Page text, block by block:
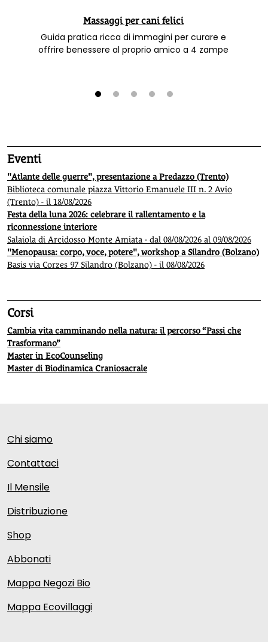
Massaggi per cani felici
Guida pratica ricca di immagini per curare e
offrire benessere al proprio amico a 4 zampe
Eventi
"Atlante delle guerre", presentazione a Predazzo (Trento)
Biblioteca comunale piazza Vittorio Emanuele III n. 2 Avio
(Trento) - il 18/08/2026
Festa della luna 2026: celebrare il rallentamento e la
riconnessione interiore
Salaiola di Arcidosso Monte Amiata - dal 08/08/2026 al 09/08/2026
"Menopausa: corpo, voce, potere", workshop a Silandro (Bolzano)
Basis via Corzes 97 Silandro (Bolzano) - il 08/08/2026
Corsi
Cambia vita camminando nella natura: il percorso “Passi che
Trasformano”
Master in EcoCounseling
Master di Biodinamica Craniosacrale
Chi siamo
Contattaci
Il Mensile
Distribuzione
Shop
Abbonati
Mappa Negozi Bio
Mappa Ecovillaggi